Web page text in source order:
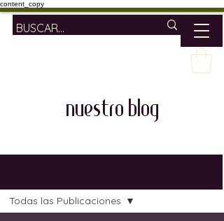
content_copy
nuestro blog
Todas las Publicaciones